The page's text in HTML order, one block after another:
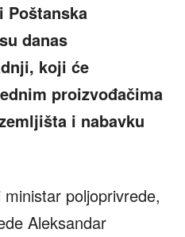
Poštanska
danas
koji će
proizvođačima
i nabavku
poljoprivrede,
Aleksandar